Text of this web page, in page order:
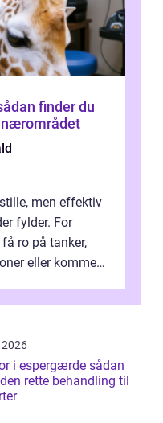
men effektiv
fylder. For
ro på tanker,
eller komme
espergærde sådan
rette behandling til